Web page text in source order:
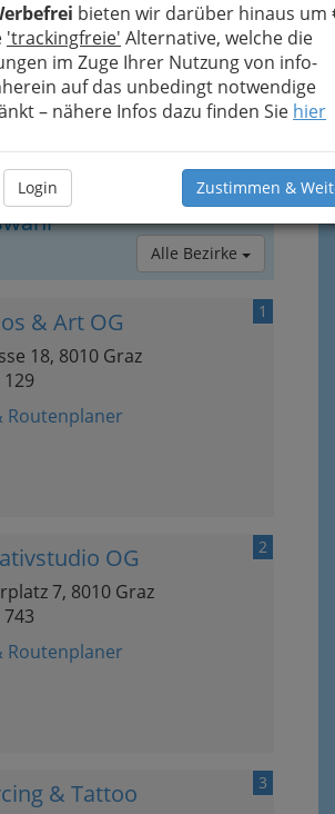
bieten wir darüber hinaus um
'trackingfreie' Alternative, welche die
im Zuge Ihrer Nutzung von info-
auf das unbedingt notwendige
– nähere Infos dazu finden Sie hier
Login Zustimmen &
Alle Bezirke
1
& Art OG
18, 8010 Graz
129
Routenplaner
2
OG
7, 8010 Graz
Routenplaner
3
& Tattoo